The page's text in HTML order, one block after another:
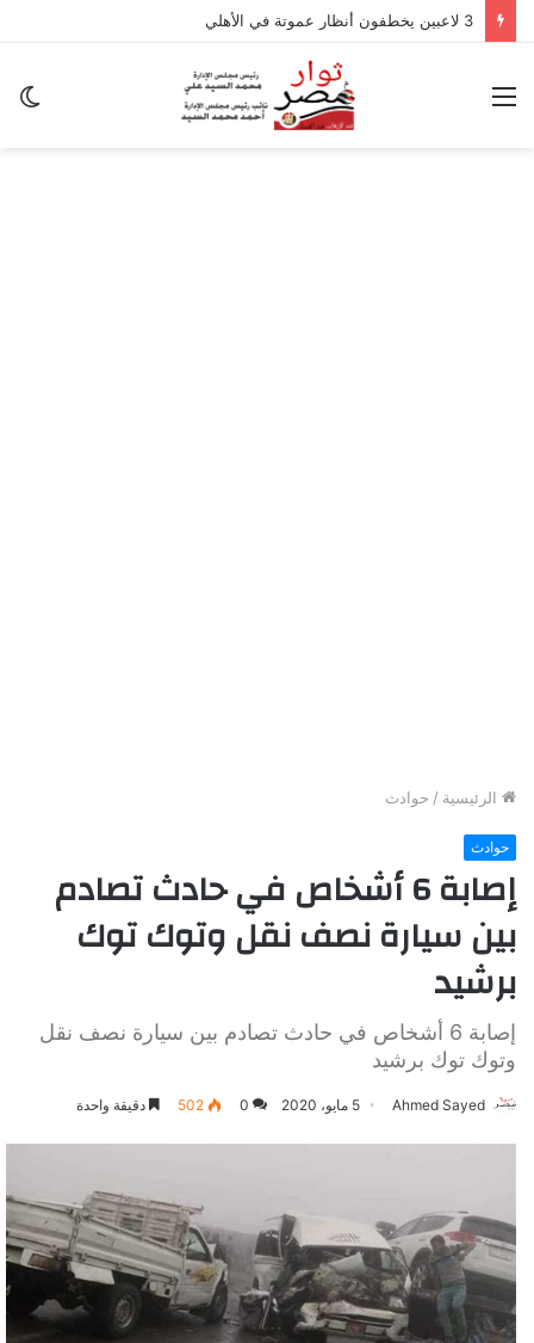
3 لاعبين يخطفون أنظار عموتة في الأهلي
القائمة
الرئيسية / حوادث
حوادث
إصابة 6 أشخاص في حادث تصادم
بين سيارة نصف نقل وتوك توك
برشيد
إصابة 6 أشخاص في حادث تصادم بين سيارة نصف نقل
وتوك توك برشيد
Ahmed Sayed 5 مايو، 2020 0
502 دقيقة واحدة